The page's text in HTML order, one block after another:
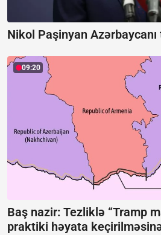
Nikol Paşinyan
09:20
Baş nazir: Tezliklə “Tramp
praktiki həyata